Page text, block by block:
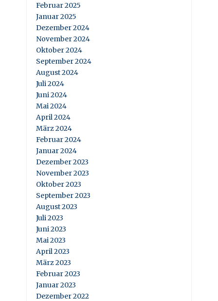
Februar 2025
Januar 2025
Dezember 2024
November 2024
Oktober 2024
September 2024
August 2024
Juli 2024
Juni 2024
Mai 2024
April 2024
März 2024
Februar 2024
Januar 2024
Dezember 2023
November 2023
Oktober 2023
September 2023
August 2023
Juli 2023
Juni 2023
Mai 2023
April 2023
März 2023
Februar 2023
Januar 2023
Dezember 2022